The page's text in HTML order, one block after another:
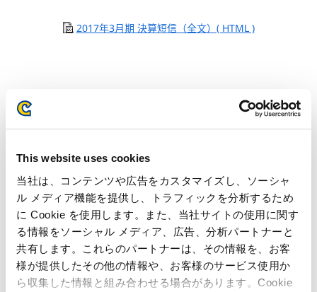
This website uses cookies
当社は、コンテンツや広告をカスタマイズし、ソーシャ
ル メディア機能を提供し、トラフィックを分析するため
に Cookie を使用します。また、当社サイトの使用に関す
る情報をソーシャル メディア、広告、分析パートナーと
共有します。これらのパートナーは、その情報を、お客
様が提供したその他の情報や、お客様のサービス使用か
ら収集した情報と組み合わせる場合があります。Cookie
2017年3月期 決算短信（全文）( HTML )
本件に関するお問い合わせ先
株式会社 カプコン 秘書・広報IR部 広報IR室
〒540-0037 大阪市中央区内平野町三丁目1番3号
TEL : 06-6920-3623 / FAX : 06-6920-5108